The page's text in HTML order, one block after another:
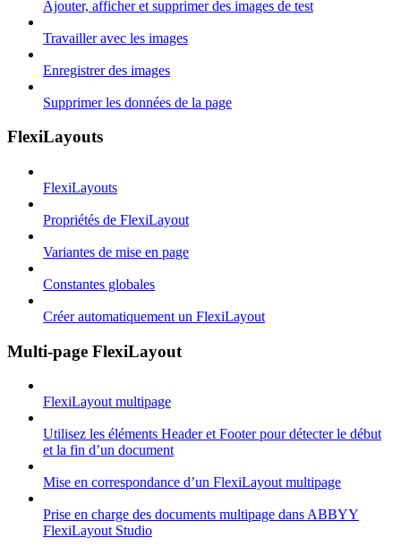
Ajouter, afficher et supprimer des images de test
Travailler avec les images
Enregistrer des images
Supprimer les données de la page
FlexiLayouts
FlexiLayouts
Propriétés de FlexiLayout
Variantes de mise en page
Constantes globales
Créer automatiquement un FlexiLayout
Multi-page FlexiLayout
FlexiLayout multipage
Utilisez les éléments Header et Footer pour détecter le début
et la fin d’un document
Mise en correspondance d’un FlexiLayout multipage
Prise en charge des documents multipage dans ABBYY
FlexiLayout Studio